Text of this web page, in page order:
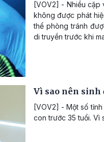
[VOV2] - Nhiều cặp
không được phát
thể phòng tránh
di truyền trước khi
Vì sao nên sinh
[VOV2] - Một số
con trước 35 tuổi. Vì